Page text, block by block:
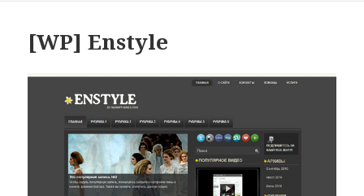
[WP] Enstyle